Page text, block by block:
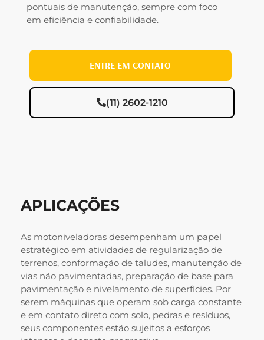
pontuais de manutenção, sempre com foco
em eficiência e confiabilidade.
ENTRE EM CONTATO
(11) 2602-1210
APLICAÇÕES
As motoniveladoras desempenham um papel
estratégico em atividades de regularização de
terrenos, conformação de taludes, manutenção de
vias não pavimentadas, preparação de base para
pavimentação e nivelamento de superfícies. Por
serem máquinas que operam sob carga constante
e em contato direto com solo, pedras e resíduos,
seus componentes estão sujeitos a esforços